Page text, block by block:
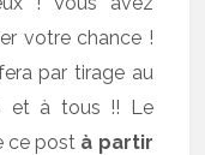
votre chance !
par tirage au
et à tous !! Le
ce post à partir